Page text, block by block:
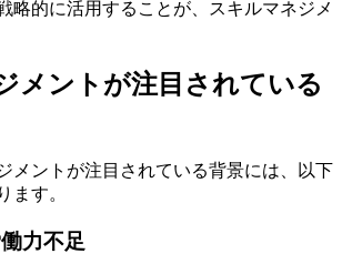
略的に活用することが、スキルマネジメ
メントが注目されている
メントが注目されている背景には、以下
ます。
力不足